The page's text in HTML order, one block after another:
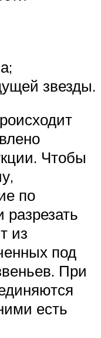
звезды.
Чтобы
по
разрезать
из
под
При
есть